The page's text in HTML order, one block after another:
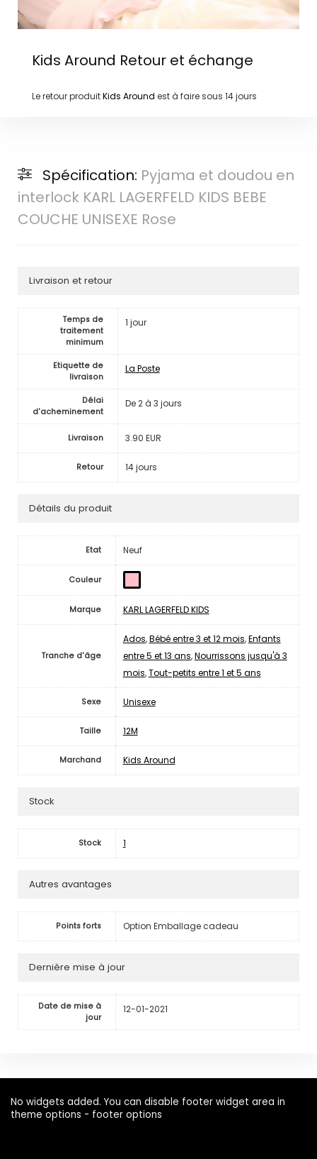
Kids Around Retour et échange
Le retour produitKids Around est à faire sous 14 jours
Spécification: Pyjama et doudou en
interlock KARL LAGERFELD KIDS BEBE
COUCHE UNISEXE Rose
Livraison et retour
Temps de
traitement
minimum
1 jour
Etiquette de
livraison
La Poste
Délai
d'acheminement
De 2 à 3 jours
Livraison 3.90 EUR
Retour 14 jours
Détails du produit
Etat Neuf
Couleur
Marque KARL LAGERFELD KIDS
Tranche d'âge
Ados,Bébé entre 3 et 12 mois,Enfants
entre 5 et 13 ans,Nourrissons jusqu'à 3
mois,Tout-petits entre 1 et 5 ans
Sexe Unisexe
Taille 12M
Marchand Kids Around
Stock
Stock 1
Autres avantages
Points forts Option Emballage cadeau
Dernière mise à jour
Date de mise à
jour
12-01-2021
No widgets added. You can disable footer widget area in
theme options - footer options